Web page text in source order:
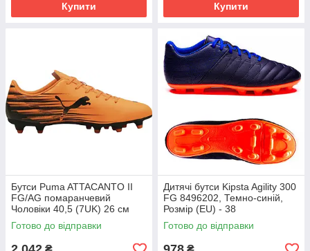
Купити Купити
Бутси Puma ATTACANTO II
FG/AG помаранчевий
Чоловіки 40,5 (7UK) 26 см
108493-04
Готово до відправки
Дитячі бутси Kipsta Agility 300
FG 8496202, Темно-синій,
Розмір (EU) - 38
Готово до відправки